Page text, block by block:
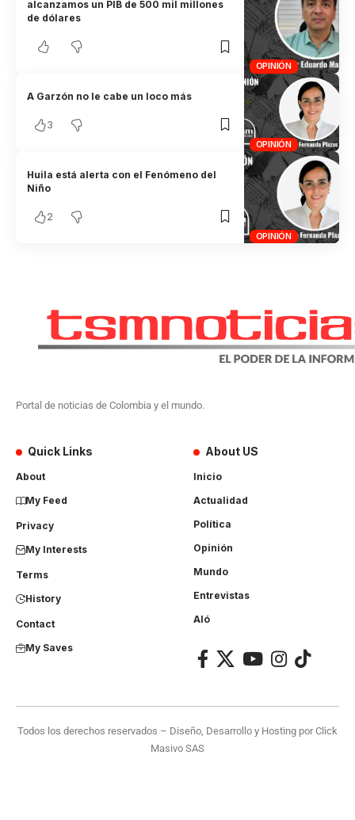
OPINIÓN
alcanzamos un PIB de 500 mil millones
de dólares
OPINIÓN
A Garzón no le cabe un loco más
3
OPINIÓN
Huila está alerta con el Fenómeno del
Niño
2
Portal de noticias de Colombia y el mundo.
Quick Links
About
My Feed
Privacy
My Interests
Terms
History
Contact
My Saves
About US
Inicio
Actualidad
Política
Opinión
Mundo
Entrevistas
Aló
Todos los derechos reservados – Diseño, Desarrollo y Hosting porClick
Masivo SAS